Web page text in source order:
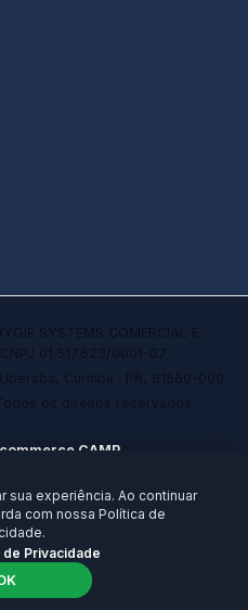
SYSTEMS COMERCIAL E
01.517.623/0001-07
Curitiba · PR, 81560-000
os direitos reservados
que precisam ir além da
sua experiência. Ao continuar
com nossa Política de
de Privacidade